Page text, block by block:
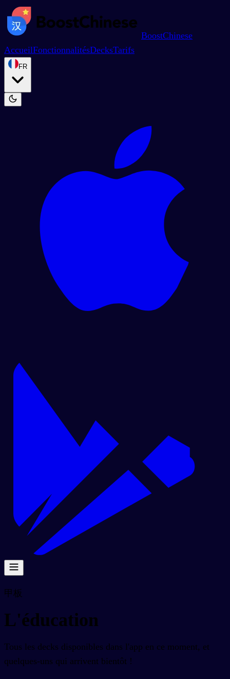
BoostChinese
AccueilFonctionnalitésDecksTarifs
FR
甲板
L'éducation
Tous les decks disponibles dans l'app en ce moment, et
quelques-uns qui arrivent bientôt !